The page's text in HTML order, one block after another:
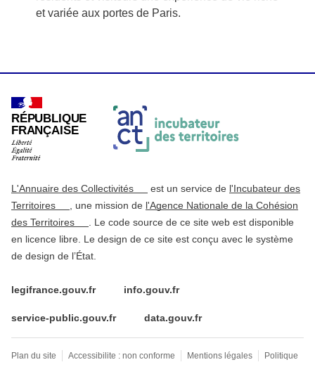
et variée aux portes de Paris.
RÉPUBLIQUE
FRANÇAISE
L'Annuaire des Collectivités est un service de l'Incubateur des
Territoires
, une mission de l'Agence Nationale de la Cohésion
des Territoires
. Le code source de ce site web est disponible
en licence libre. Le design de ce site est conçu avec le système
de design de l’État.
legifrance.gouv.fr info.gouv.fr
service-public.gouv.fr data.gouv.fr
Plan du site Accessibilite : non conforme Mentions légales Politique